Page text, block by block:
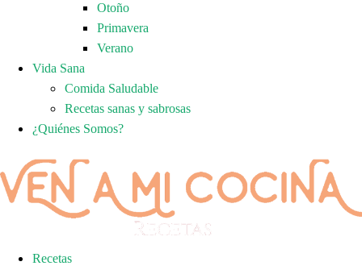
Otoño
Primavera
Verano
Vida Sana
Comida Saludable
Recetas sanas y sabrosas
¿Quiénes Somos?
Recetas